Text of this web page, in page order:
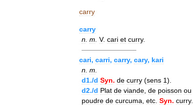
carry
carry
n m V. cari et curry.
————————
cari, carri, carry, cary, kari
n m
d1./d Syn. de curry (sens 1).
d2./d Plat de viande de poisson ou
poudre de curcuma etc Syn. curry.